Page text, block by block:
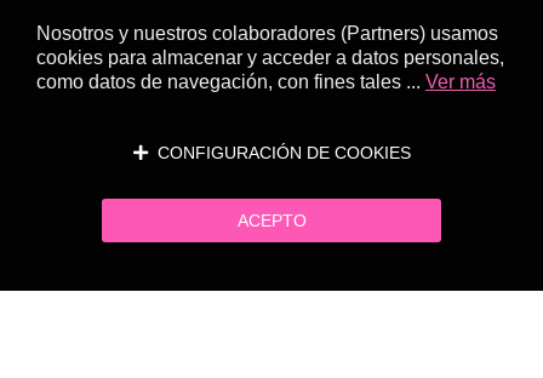
Nosotros y nuestros colaboradores (Partners) usamos
cookies para almacenar y acceder a datos personales,
como datos de navegación, con fines tales ... Ver más
CONFIGURACIÓN DE COOKIES
ACEPTO